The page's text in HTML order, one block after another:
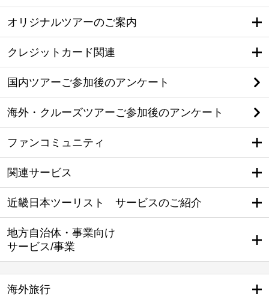
オリジナルツアーのご案内
クレジットカード関連
国内ツアーご参加後のアンケート
海外・クルーズツアーご参加後のアンケート
ファンコミュニティ
関連サービス
近畿日本ツーリスト サービスのご紹介
地方自治体・事業向け
サービス/事業
海外旅行